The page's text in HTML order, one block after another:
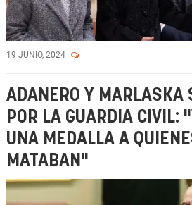
19 JUNIO, 2024
ADANERO Y MARLASKA
POR LA GUARDIA CIVIL:
UNA MEDALLA A
MATABAN"